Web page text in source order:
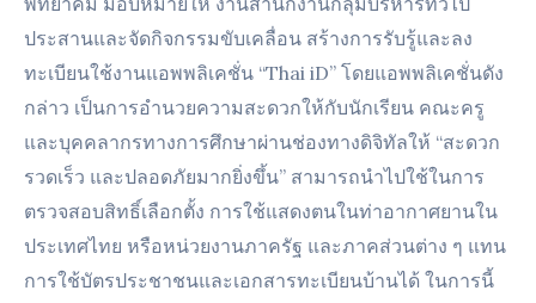
ประสานและจัดกิจกรรมขับเคลื่อน สร้างการรับรู้และลง
ทะเบียนใช้งานแอพพลิเคชั่น “Thai iD” โดยแอพพลิเคชั่นดัง
กล่าว เป็นการอำนวยความสะดวกให้กับนักเรียน คณะครู
และบุคคลากรทางการศึกษาผ่านช่องทางดิจิทัลให้ “สะดวก
รวดเร็ว และปลอดภัยมากยิ่งขึ้น” สามารถนำไปใช้ในการ
ตรวจสอบสิทธิ์เลือกตั้ง การใช้แสดงตนในท่าอากาศยานใน
ประเทศไทย หรือหน่วยงานภาครัฐ และภาคส่วนต่าง ๆ แทน
การใช้บัตรประชาชนและเอกสารทะเบียนบ้านได้ ในการนี้